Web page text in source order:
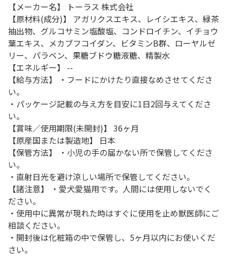
【メーカー名】 トーラス 株式会社
【原材料(成分)】 アガリクスエキス、レイシエキス、緑茶
抽出物、グルコサミン塩酸塩、コンドロイチン、イチョウ
葉エキス、メカブフコイダン、ビタミンB群、ローヤルゼ
リー、パラベン、果糖ブドウ糖液糖、精製水
【エネルギー】 --
【給与方法】 ・フードにかけたり直接なめさせてくださ
い。
・パッケージ記載の与え方を目安に1日2回与えてくださ
い。
【賞味／使用期限(未開封)】 36ヶ月
【原産国または製造地】 日本
【保管方法】 ・小児の手の届かない所で保管してくださ
い。
・直射日光を避け涼しい場所で保管してください。
【諸注意】 ・愛犬愛猫用です。人間には使用しないでく
ださい。
・使用中に異常が現れた時はすぐに使用を止め獣医師にご
相談ください。
・開封後は化粧箱の中で保管し、5ヶ月以内にお使いくだ
さい。